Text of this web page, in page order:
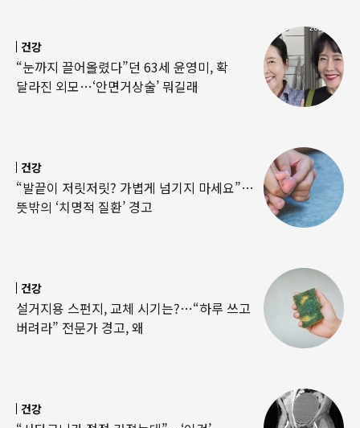
건강
“눈까지 끌어올렸다”던 63세 윤영미, 확
달라진 외모…‘안면거상술’ 뭐길래
건강
“발끝이 저릿저릿? 가볍게 넘기지 마세요”…
뜻밖의 ‘치명적 질환’ 경고
건강
설거지용 스펀지, 교체 시기는?…“하루 쓰고
버려라” 전문가 경고, 왜
건강